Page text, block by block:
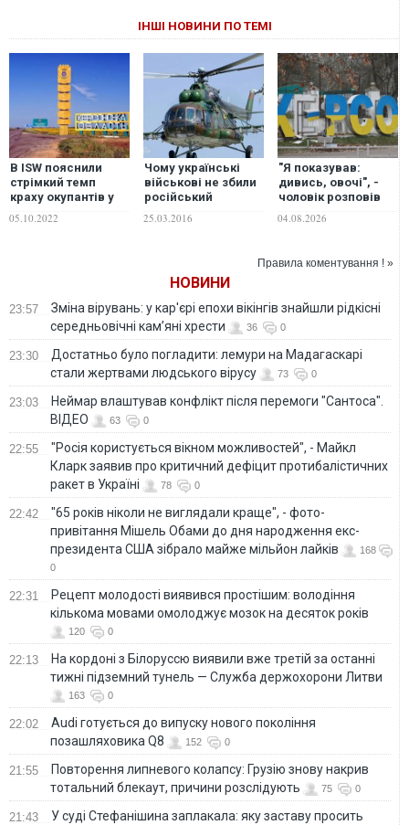
ІНШІ НОВИНИ ПО ТЕМІ
В ISW пояснили
стрімкий темп
краху окупантів у
області
05.10.2022
Чому українські
військові не збили
російський
25.03.2016
"Я показував:
дивись, овочі", -
чоловік розповів
полювання дрона у
04.08.2026
Правила коментування ! »
НОВИНИ
23:57
Зміна вірувань: у кар'єрі епохи вікінгів знайшли рідкісні
середньовічні кам’яні хрести
36 0
23:30
Достатньо було погладити: лемури на Мадагаскарі
стали жертвами людського вірусу
73 0
23:03
Неймар влаштував конфлікт після перемоги "Сантоса".
ВІДЕО
63 0
22:55
"Росія користується вікном можливостей", - Майкл
Кларк заявив про критичний дефіцит протибалістичних
ракет в Україні
78 0
22:42
"65 років ніколи не виглядали краще", - фото-
привітання Мішель Обами до дня народження екс-
президента США зібрало майже мільйон лайків
168
0
22:31
Рецепт молодості виявився простішим: володіння
кількома мовами омолоджує мозок на десяток років
120 0
22:13
На кордоні з Білоруссю виявили вже третій за останні
тижні підземний тунель — Служба держохорони Литви
163 0
22:02
Audi готується до випуску нового покоління
позашляховика Q8
152 0
21:55
Повторення липневого колапсу: Грузію знову накрив
тотальний блекаут, причини розслідують
75 0
21:43
У суді Стефанішина заплакала: яку заставу просить